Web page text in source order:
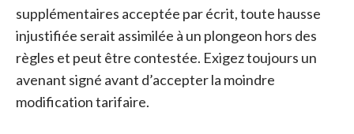
supplémentaires acceptée par écrit, toute hausse
injustifiée serait assimilée à un plongeon hors des
règles et peut être contestée. Exigez toujours un
avenant signé avant d’accepter la moindre
modification tarifaire.